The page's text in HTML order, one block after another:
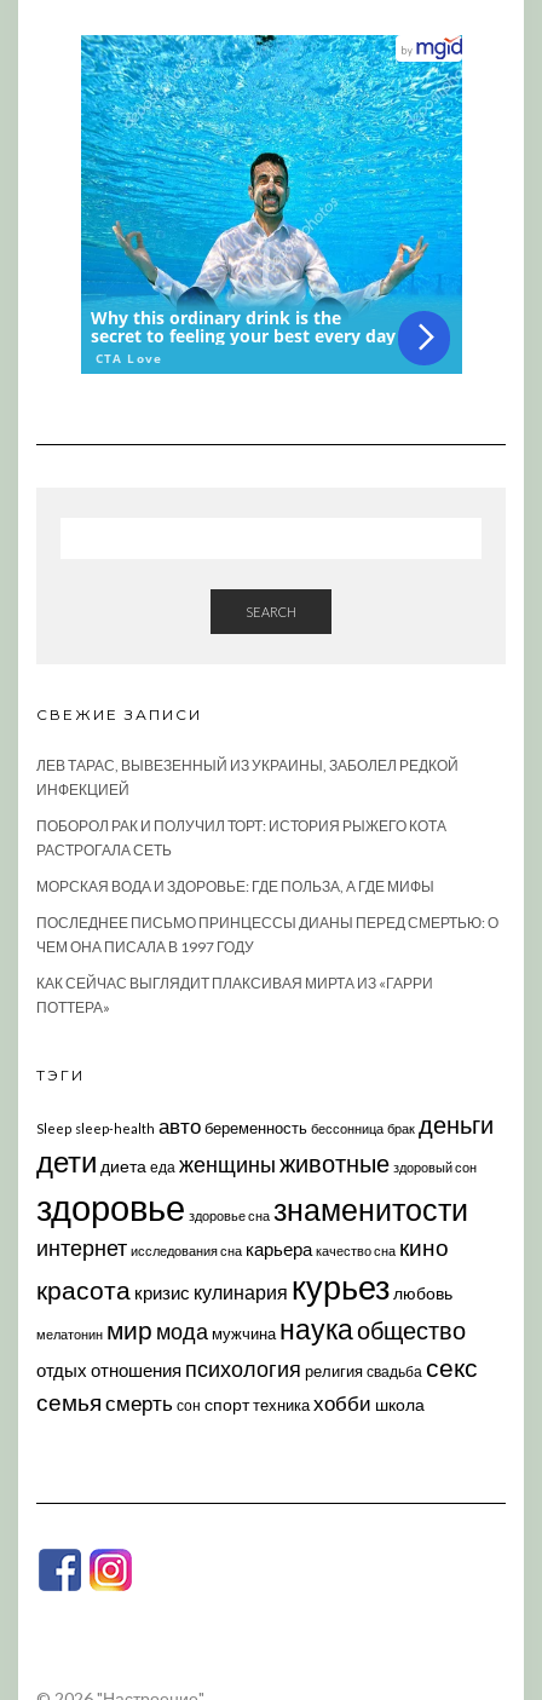
SEARCH
СВЕЖИЕ ЗАПИСИ
ЛЕВ ТАРАС, ВЫВЕЗЕННЫЙ ИЗ УКРАИНЫ, ЗАБОЛЕЛ РЕДКОЙ
ИНФЕКЦИЕЙ
ПОБОРОЛ РАК И ПОЛУЧИЛ ТОРТ: ИСТОРИЯ РЫЖЕГО КОТА
РАСТРОГАЛА СЕТЬ
МОРСКАЯ ВОДА И ЗДОРОВЬЕ: ГДЕ ПОЛЬЗА, А ГДЕ МИФЫ
ПОСЛЕДНЕЕ ПИСЬМО ПРИНЦЕССЫ ДИАНЫ ПЕРЕД СМЕРТЬЮ: О
ЧЕМ ОНА ПИСАЛА В 1997 ГОДУ
КАК СЕЙЧАС ВЫГЛЯДИТ ПЛАКСИВАЯ МИРТА ИЗ «ГАРРИ
ПОТТЕРА»
ТЭГИ
Sleep sleep-health автобеременность бессонница брак деньги
дети диета еда женщиныживотные здоровый сон
здоровье здоровье сна знаменитости
интернет исследования сна карьера качество сна кино
красота кризис кулинария курьез любовь
мелатонин мир модамужчина наукаобщество
отдых отношения психология религия свадьба секс
семья смерть сон спорттехникахобби школа